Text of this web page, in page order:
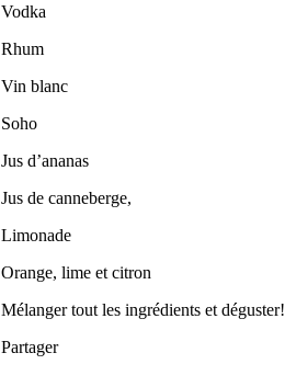
Vodka
Rhum
Vin blanc
Soho
Jus d’ananas
Jus de canneberge,
Limonade
Orange, lime et citron
Mélanger tout les ingrédients et déguster!
Partager